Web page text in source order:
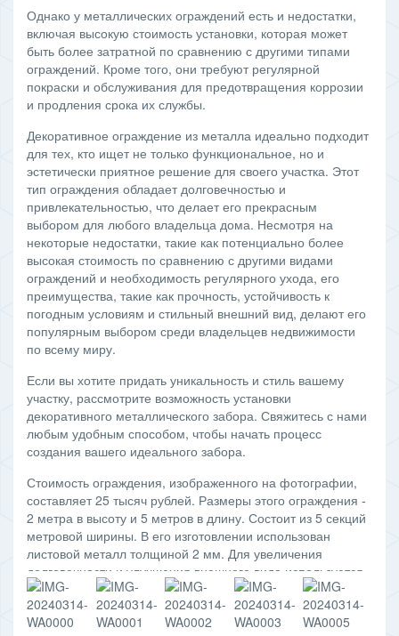
Однако у металлических ограждений есть и недостатки,
включая высокую стоимость установки, которая может
быть более затратной по сравнению с другими типами
ограждений. Кроме того, они требуют регулярной
покраски и обслуживания для предотвращения коррозии
и продления срока их службы.
Декоративное ограждение из металла идеально подходит
для тех, кто ищет не только функциональное, но и
эстетически приятное решение для своего участка. Этот
тип ограждения обладает долговечностью и
привлекательностью, что делает его прекрасным
выбором для любого владельца дома. Несмотря на
некоторые недостатки, такие как потенциально более
высокая стоимость по сравнению с другими видами
ограждений и необходимость регулярного ухода, его
преимущества, такие как прочность, устойчивость к
погодным условиям и стильный внешний вид, делают его
популярным выбором среди владельцев недвижимости
по всему миру.
Если вы хотите придать уникальность и стиль вашему
участку, рассмотрите возможность установки
декоративного металлического забора. Свяжитесь с нами
любым удобным способом, чтобы начать процесс
создания вашего идеального забора.
Стоимость ограждения, изображенного на фотографии,
составляет 25 тысяч рублей. Размеры этого ограждения -
2 метра в высоту и 5 метров в длину. Состоит из 5 секций
метровой ширины. В его изготовлении использован
листовой металл толщиной 2 мм. Для увеличения
долговечности и улучшения внешнего вида используется
порошковая покраска.